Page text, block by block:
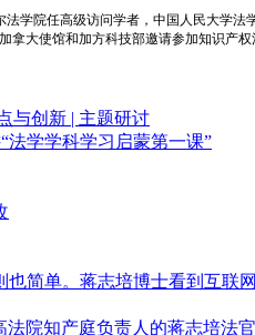
学院任高级访问学者，中国人民大学
大使馆和加方科技部邀请参加知识产
与创新 | 主题研讨
法学学科学习启蒙第一课”
也简单。蒋志培博士看到互联
院知产庭负责人的蒋志培法